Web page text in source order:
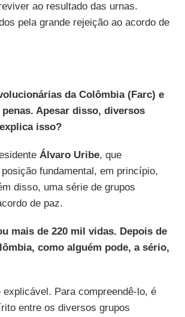
ao resultado das urnas.
pela grande rejeição ao acordo de
da Colômbia (Farc) e
Apesar disso, diversos
isso?
Álvaro Uribe, que
fundamental, em princípio,
disso, uma série de grupos
de paz.
mais de 220 mil vidas. Depois de
como alguém pode, a sério,
Para compreendê-lo, é
entre os diversos grupos